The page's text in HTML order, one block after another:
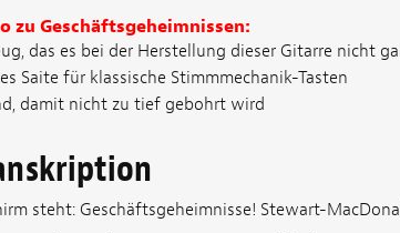
zu Geschäftsgeheimnissen:
das es bei der Herstellung dieser Gitarre nicht
Saite für klassische Stimmmechanik-Tasten
damit nicht zu tief gebohrt wird
steht: Geschäftsgeheimnisse! Stewart-